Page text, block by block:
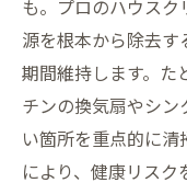
も。プロのハウス
源を根本から除去
期間維持します。た
チンの換気扇やシ
い箇所を重点的に
により、健康リスク